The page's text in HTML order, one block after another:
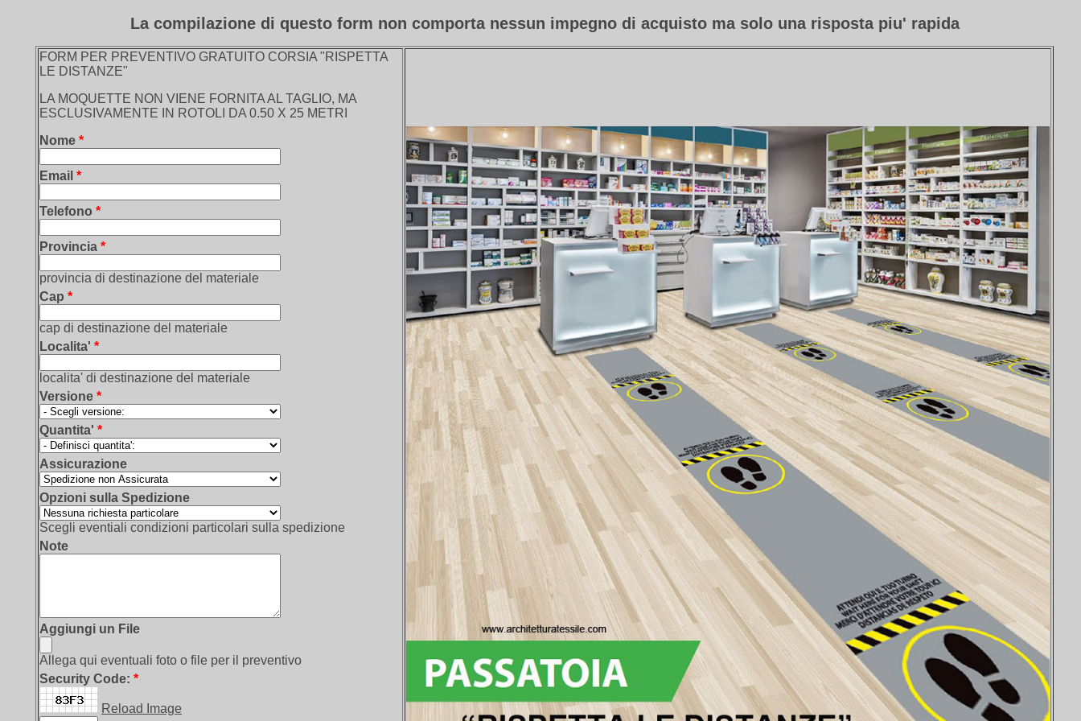
La compilazione di questo form non comporta nessun impegno di acquisto ma solo una risposta piu' rapida
FORM PER PREVENTIVO GRATUITO CORSIA "RISPETTA
LE DISTANZE"
LA MOQUETTE NON VIENE FORNITA AL TAGLIO, MA
ESCLUSIVAMENTE IN ROTOLI DA 0.50 X 25 METRI
Nome *
Email *
Telefono *
Provincia *
provincia di destinazione del materiale
Cap *
cap di destinazione del materiale
Localita' *
localita' di destinazione del materiale
Versione *
Quantita' *
Assicurazione
Opzioni sulla Spedizione
Scegli eventiali condizioni particolari sulla spedizione
Note
Aggiungi un File
Allega qui eventuali foto o file per il preventivo
Security Code: *
Reload Image